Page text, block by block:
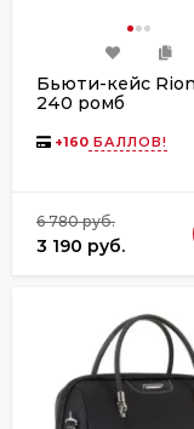
Бьюти-кейс
240 ромб
+160 БАЛЛОВ!
6 780 руб.
3 190 руб.